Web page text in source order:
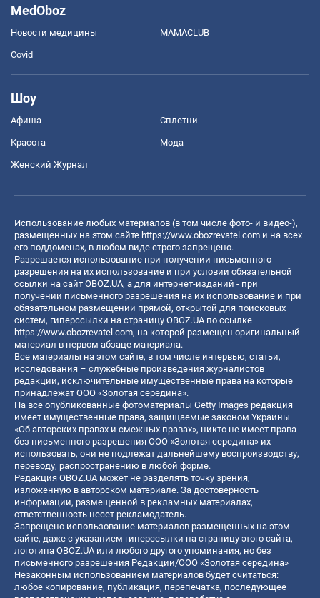
MedOboz
Новости медицины MAMACLUB
Covid
Шоу
Афиша Сплетни
Красота Мода
Женский Журнал
Использование любых материалов (в том числе фото- и видео-),
размещенных на этом сайте https://www.obozrevatel.com и на всех
его поддоменах, в любом виде строго запрещено.
Разрешается использование при получении письменного
разрешения на их использование и при условии обязательной
ссылки на сайт OBOZ.UA, а для интернет-изданий - при
получении письменного разрешения на их использование и при
обязательном размещении прямой, открытой для поисковых
систем, гиперссылки на страницу OBOZ.UA по ссылке
https://www.obozrevatel.com, на которой размещен оригинальный
материал в первом абзаце материала.
Все материалы на этом сайте, в том числе интервью, статьи,
исследования – служебные произведения журналистов
редакции, исключительные имущественные права на которые
принадлежат ООО «Золотая середина».
На все опубликованные фотоматериалы Getty Images редакция
имеет имущественные права, защищаемые законом Украины
«Об авторских правах и смежных правах», никто не имеет права
без письменного разрешения ООО «Золотая середина» их
использовать, они не подлежат дальнейшему воспроизводству,
переводу, распространению в любой форме.
Редакция OBOZ.UA может не разделять точку зрения,
изложенную в авторском материале. За достоверность
информации, размещенной в рекламных материалах,
ответственность несет рекламодатель.
Запрещено использование материалов размещенных на этом
сайте, даже с указанием гиперссылки на страницу этого сайта,
логотипа OBOZ.UA или любого другого упоминания, но без
письменного разрешения Редакции/ООО «Золотая середина»
Незаконным использованием материалов будет считаться:
любое копирование, публикация, перепечатка, последующее